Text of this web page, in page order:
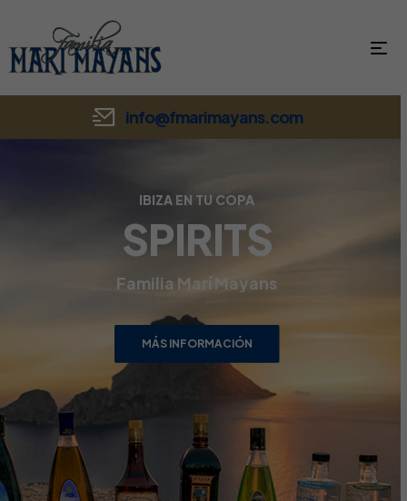
info@fmarimayans.com
IBIZA EN TU COPA
SPIRITS
Familia Marí Mayans
MÁS INFORMACIÓN